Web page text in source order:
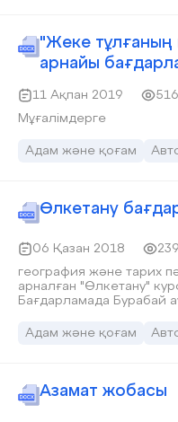
"Жеке тұлғаның
арнайы
11 Ақпан 2019
516
Мұғалімдерге
Адам және қоғам
Өлкетану
06 Қазан 2018
география және тарих
арналған "Өлкетану"
Бағдарламада Бурабай
Адам және қоғам
Азамат жобасы